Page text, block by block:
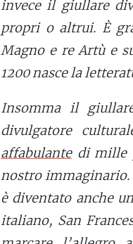
invece il giullare
propri o altrui. È
Magno e re Artù e
1200 nasce la
Insomma il
divulgatore
affabulantedi mille
nostro immaginario.
è diventato anche
italiano, San